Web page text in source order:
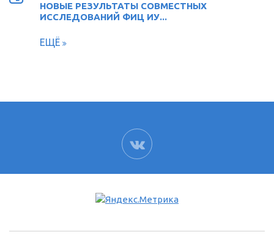
НОВЫЕ РЕЗУЛЬТАТЫ СОВМЕСТНЫХ
ИССЛЕДОВАНИЙ ФИЦ ИУ...
ЕЩЁ
ВК